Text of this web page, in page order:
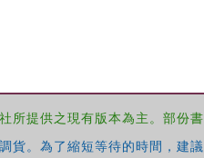
提供之現有版本為主。部份
。為了縮短等待的時間，建